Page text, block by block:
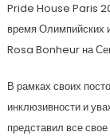
Pride House Paris
время Олимпийских
Rosa Bonheur на
В рамках своих
инклюзивности и
представил все